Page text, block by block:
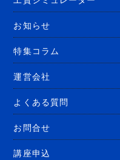
お知らせ
特集コラム
運営会社
よくある質問
お問合せ
講座申込